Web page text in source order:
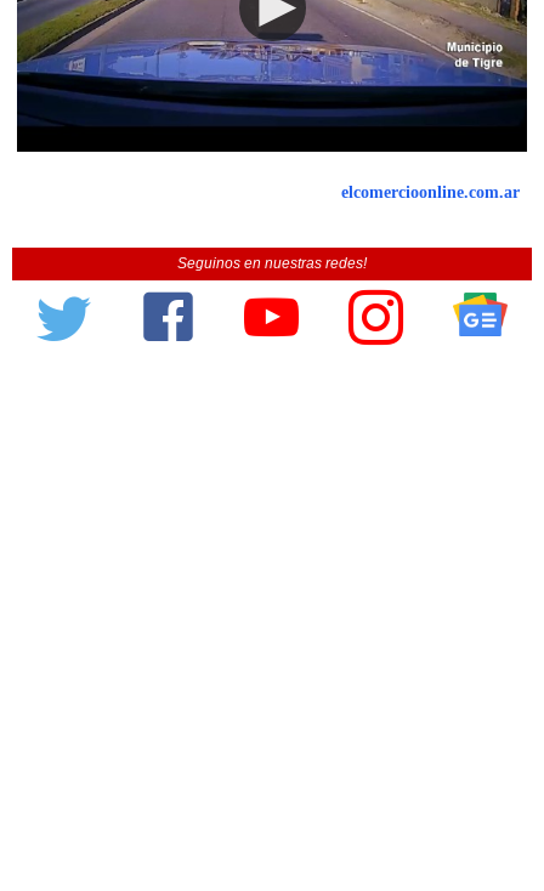
elcomercioonline.com.ar
Seguinos en nuestras redes!